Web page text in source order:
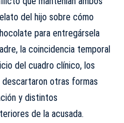
del hijo sobre cómo
para entregársela
la coincidencia temporal
del cuadro clínico, los
otras formas
y distintos
de la acusada.